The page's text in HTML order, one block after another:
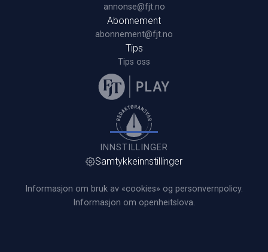
annonse@fjt.no
Abonnement
abonnement@fjt.no
Tips
Tips oss
INNSTILLINGER
Samtykkeinnstillinger
Informasjon om bruk av «cookies» og personvernpolicy.
Informasjon om openheitslova.